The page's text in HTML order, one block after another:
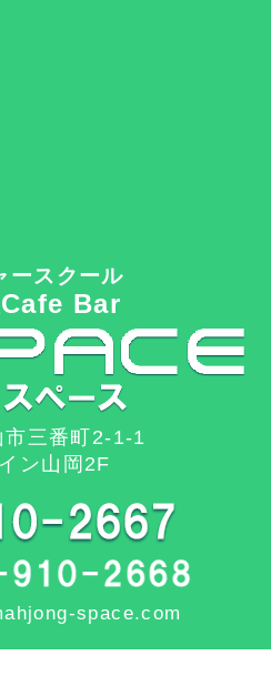
ースクール
Bar
市三番町2-1-1
ン山岡2F
space.com